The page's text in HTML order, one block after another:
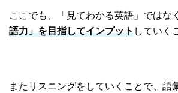
ここでも、「見てわかる英語」ではなく
語力」を目指してインプットしていく
またリスニングをしていくことで、語